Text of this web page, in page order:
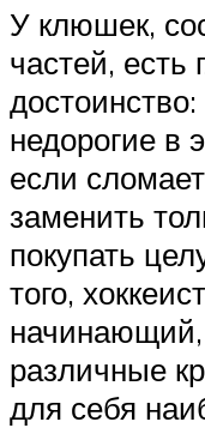
У клюшек,
частей, есть
недорогие в
если
заменить
покупать
того,
различные
для себя